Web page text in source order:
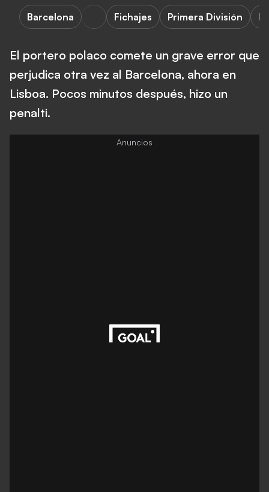
Barcelona Fichajes Primera División
El portero polaco comete un grave error que
perjudica otra vez al Barcelona, ahora en
Lisboa. Pocos minutos después, hizo un
penalti.